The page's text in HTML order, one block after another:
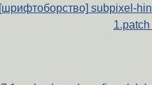
[шрифтоборство] subpixel-